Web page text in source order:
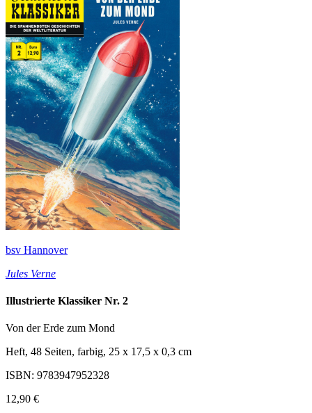
bsv Hannover
Jules Verne
Illustrierte Klassiker Nr. 2
Von der Erde zum Mond
Heft, 48 Seiten, farbig, 25 x 17,5 x 0,3 cm
ISBN: 9783947952328
12,90 €